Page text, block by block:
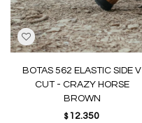
BOTAS 562 ELASTIC SIDE V
CUT - CRAZY HORSE
BROWN
$ 12.350